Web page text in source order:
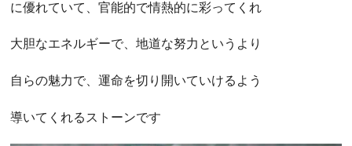
に優れていて、官能的で情熱的に彩ってくれ
大胆なエネルギーで、地道な努力というより
自らの魅力で、運命を切り開いていけるよう
導いてくれるストーンです